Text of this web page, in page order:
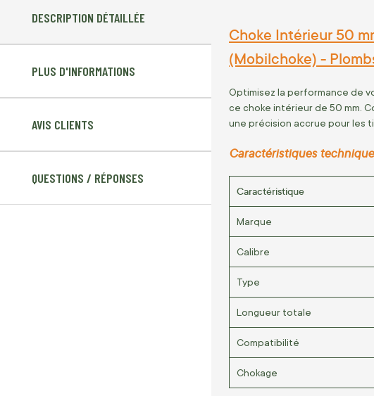
DESCRIPTION DÉTAILLÉE
PLUS D'INFORMATIONS
AVIS CLIENTS
QUESTIONS / RÉPONSES
Choke Intérieur 50
(Mobilchoke) -
Optimisez la performance de
ce choke intérieur de 50 mm.
une précision accrue pour les
Caractéristiques
Caractéristique
Marque
Calibre
Type
Longueur totale
Compatibilité
Chokage